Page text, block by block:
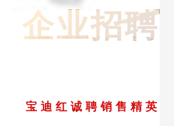
企业招聘
宝 迪 红 诚 聘 销 售 精 英